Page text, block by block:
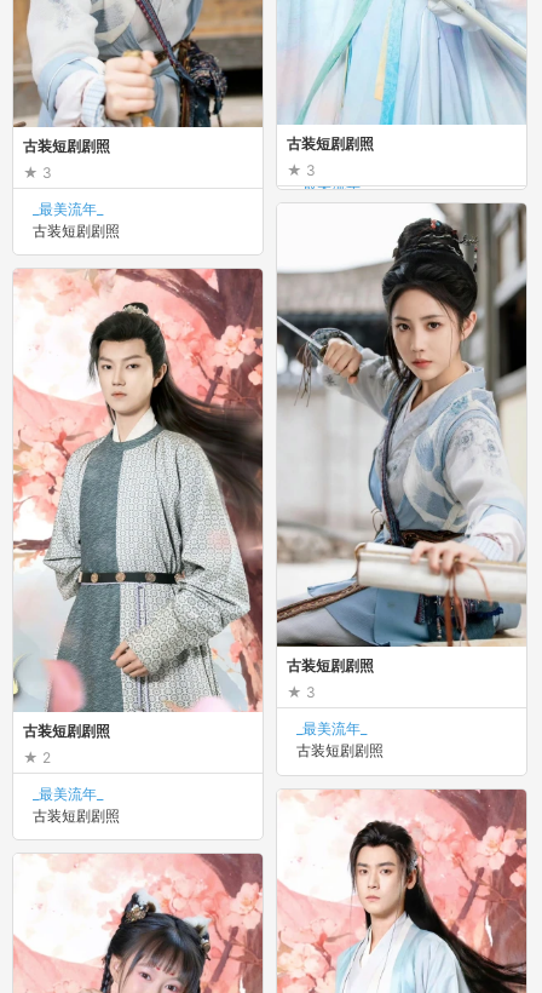
古装短剧剧照
3
_最美流年_
古装短剧剧照
古装短剧剧照
2
_最美流年_
古装短剧剧照
古装短剧剧照
3
_最美流年_
古装短剧剧照
古装短剧剧照
3
_最美流年_
古装短剧剧照